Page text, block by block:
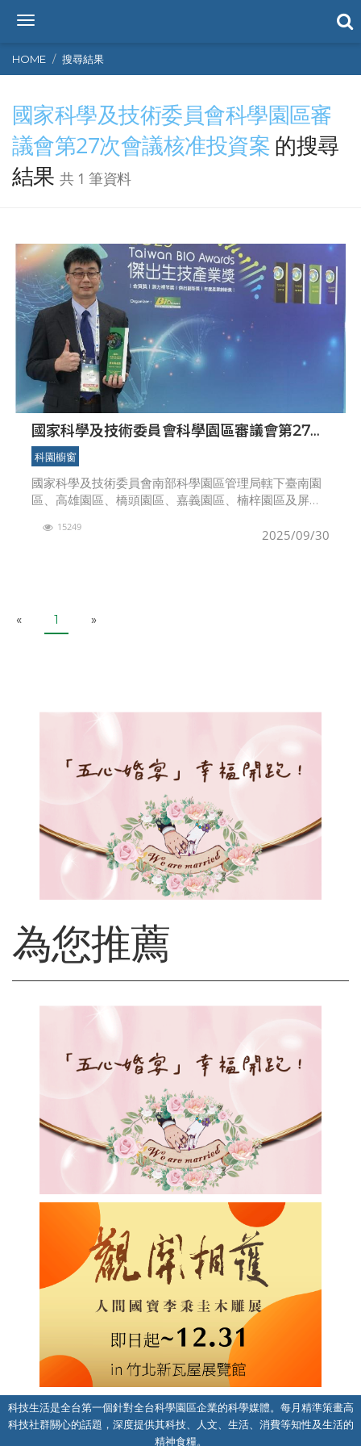
T
g
g
e
n
a
v
i
g
i
o
n
HOME 搜尋結果
國家科學及技術委員會科學園區審
議會第27次會議核准投資案的搜尋
結果共 1 筆資料
國家科學及技術委員會科學園區審議會第27次
會議核准投資案
科園櫥窗
國家科學及技術委員會南部科學園區管理局轄下臺南園
區、高雄園區、橋頭園區、嘉義園區、楠梓園區及屏東
累計投資金額為新臺幣303.48億元，園區有效核2025/09/30
15249
«P
1 »N
為您推薦
科技生活是全台第一個針對全台科學園區企業的科學媒體。每月精準策畫高
科技社群關心的話題，深度提供其科技、人文、生活、消費等知性及生活的
精神食糧。